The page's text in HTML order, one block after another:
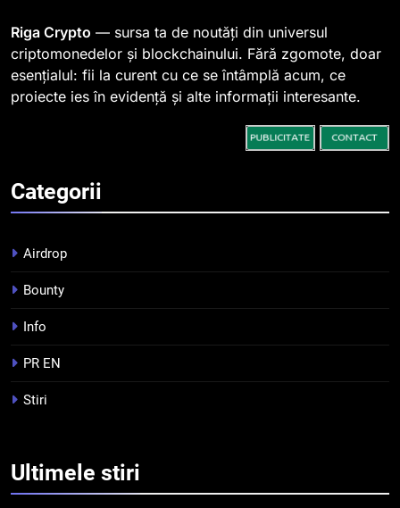
0,000005 dolari
Regulamentul MiCA privind
serviciile crypto, obligatoriu de
la 1 iulie în România
3
Pariuri cu plata în crypto:
tranzacționare a
STIRI
Riga Crypto — sursa ta de noutăți din universul
criptomonedelor și blockchainului. Fără zgomote, doar
esențialul: fii la curent cu ce se întâmplă acum, ce
proiecte ies în evidență și alte informații interesante.
Categorii
Airdrop
Bounty
Info
PR EN
Stiri
Ultimele stiri